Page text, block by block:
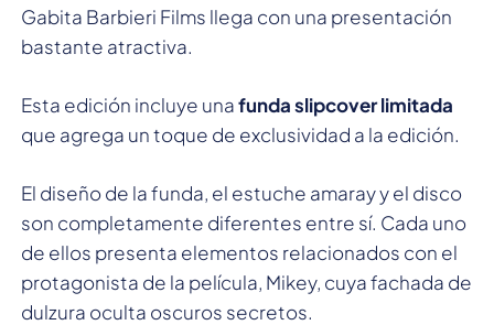
Gabita Barbieri Films llega con una presentación
bastante atractiva.
Esta edición incluye unafunda slipcover limitada
que agrega un toque de exclusividad a la edición.
El diseño de la funda, el estuche amaray y el disco
son completamente diferentes entre sí. Cada uno
de ellos presenta elementos relacionados con el
protagonista de la película, Mikey, cuya fachada de
dulzura oculta oscuros secretos.